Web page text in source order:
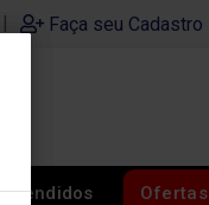
| Faça seu Cadastro
Vendidos Ofertas